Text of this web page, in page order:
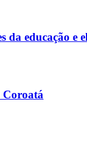
educação e
Coroatá